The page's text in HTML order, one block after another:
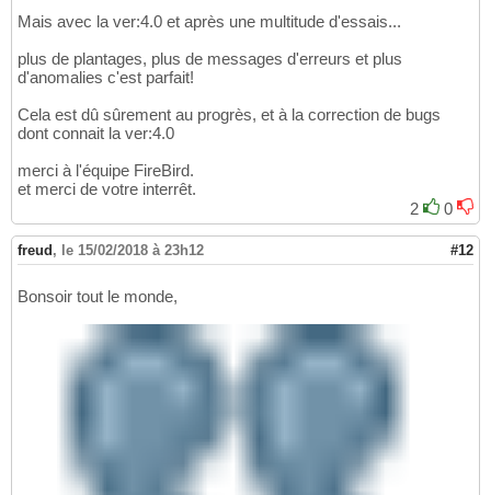
Mais avec la ver:4.0 et après une multitude d'essais...
plus de plantages, plus de messages d'erreurs et plus
d'anomalies c'est parfait!
Cela est dû sûrement au progrès, et à la correction de bugs
dont connait la ver:4.0
merci à l'équipe FireBird.
et merci de votre interrêt.
2
0
freud, le 15/02/2018 à 23h12 #12
Bonsoir tout le monde,